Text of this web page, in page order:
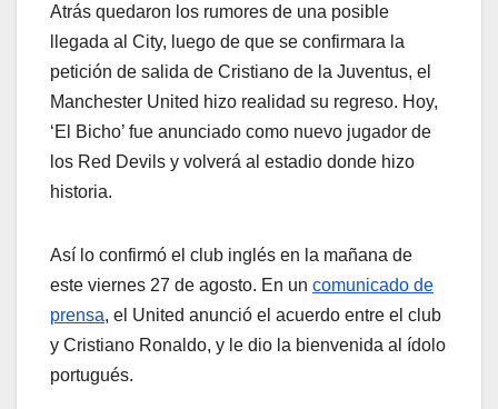
Atrás quedaron los rumores de una posible
llegada al City, luego de que se confirmara la
petición de salida de Cristiano de la Juventus, el
Manchester United hizo realidad su regreso. Hoy,
‘El Bicho’ fue anunciado como nuevo jugador de
los Red Devils y volverá al estadio donde hizo
historia.
Así lo confirmó el club inglés en la mañana de
este viernes 27 de agosto. En un comunicado de
prensa, el United anunció el acuerdo entre el club
y Cristiano Ronaldo, y le dio la bienvenida al ídolo
portugués.